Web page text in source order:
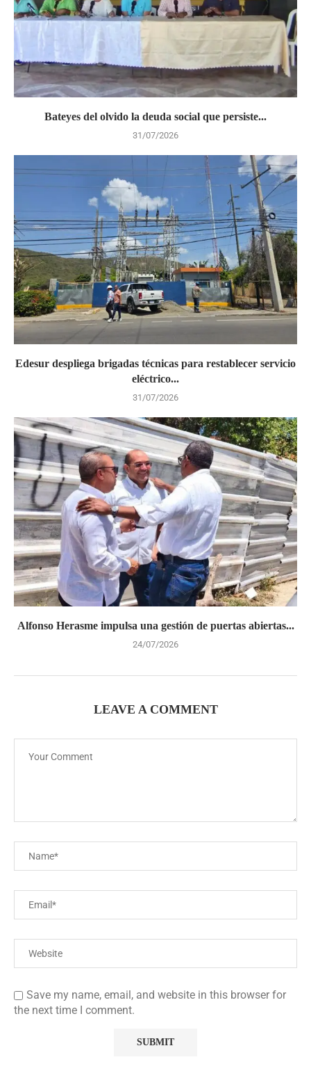
Bateyes del olvido la deuda social que persiste...
31/07/2026
Edesur despliega brigadas técnicas para restablecer servicio
eléctrico...
31/07/2026
Alfonso Herasme impulsa una gestión de puertas abiertas...
24/07/2026
LEAVE A COMMENT
Save my name, email, and website in this browser for
the next time I comment.